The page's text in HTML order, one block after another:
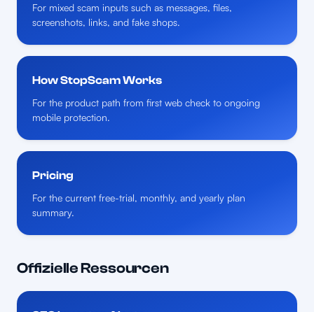
For mixed scam inputs such as messages, files,
screenshots, links, and fake shops.
How StopScam Works
For the product path from first web check to ongoing
mobile protection.
Pricing
For the current free-trial, monthly, and yearly plan
summary.
Offizielle Ressourcen